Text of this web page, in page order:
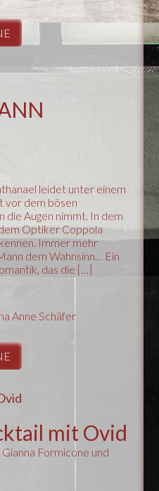
leidet unter einem
vor dem bösen
die Augen nimmt. In dem
Optiker Coppola
Immer mehr
dem Wahnsinn… Ein
das die […]
Anne Schäfer
mit Ovid
Formicone und